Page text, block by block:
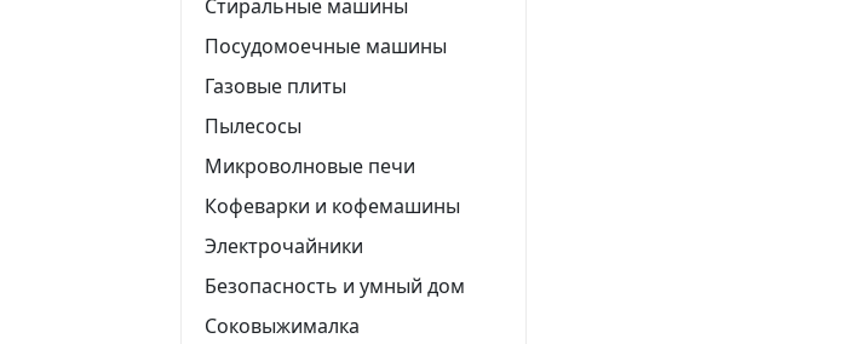
Стиральные машины
Посудомоечные машины
Газовые плиты
Пылесосы
Микроволновые печи
Кофеварки и кофемашины
Электрочайники
Безопасность и умный дом
Соковыжималка